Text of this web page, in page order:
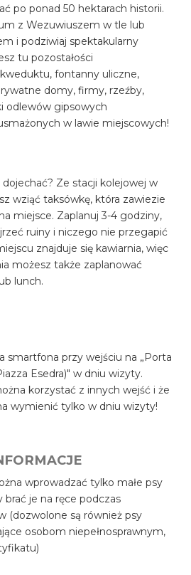
po ponad 50 hektarach historii.
z Wezuwiuszem w tle lub
i podziwiaj spektakularny
tu pozostałości
fontanny uliczne,
domy, firmy, rzeźby,
odlewów gipsowych
w lawie miejscowych!
Ze stacji kolejowej w
wziąć taksówkę, która zawiezie
miejsce. Zaplanuj 3-4 godziny,
ruiny i niczego nie przegapić
znajduje się kawiarnia, więc
możesz także zaplanować
lunch.
smartfona przy wejściu na „Porta
Esedra)" w dniu wizyty.
korzystać z innych wejść i że
wymienić tylko w dniu wizyty!
wprowadzać tylko małe psy
brać je na ręce podczas
(dozwolone są również psy
osobom niepełnosprawnym,